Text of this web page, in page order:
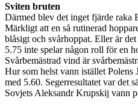
Sviten bruten
Därmed blev det inget fjärde raka
Märkligt att en så rutinerad
blåsigt och svårhoppat. Eller är
5.75 inte spelar någon roll för en
Svårbemästrad vind är
Hur som helst vann istället
med 5.60. Segerresultatet var det
Sovjets Aleksandr Krupskij vann